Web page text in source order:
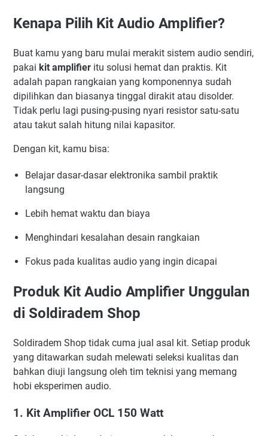
Kenapa Pilih Kit Audio Amplifier?
Buat kamu yang baru mulai merakit sistem audio sendiri,
pakai kit amplifier itu solusi hemat dan praktis. Kit
adalah papan rangkaian yang komponennya sudah
dipilihkan dan biasanya tinggal dirakit atau disolder.
Tidak perlu lagi pusing-pusing nyari resistor satu-satu
atau takut salah hitung nilai kapasitor.
Dengan kit, kamu bisa:
Belajar dasar-dasar elektronika sambil praktik
langsung
Lebih hemat waktu dan biaya
Menghindari kesalahan desain rangkaian
Fokus pada kualitas audio yang ingin dicapai
Produk Kit Audio Amplifier Unggulan
di Soldiradem Shop
Soldiradem Shop tidak cuma jual asal kit. Setiap produk
yang ditawarkan sudah melewati seleksi kualitas dan
bahkan diuji langsung oleh tim teknisi yang memang
hobi eksperimen audio.
1. Kit Amplifier OCL 150 Watt